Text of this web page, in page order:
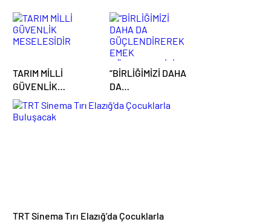
TARIM MİLLİ
GÜVENLİK
MESELESİDİR
“BİRLİĞİMİZİ DAHA
DA
GÜÇLENDİREREK
EMEK
TRT Sinema Tırı Elazığ’da Çocuklarla